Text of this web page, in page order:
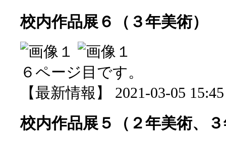
校内作品展６（３年美術）
６ページ目です。
【最新情報】 2021-03-05
校内作品展５（２年美術、